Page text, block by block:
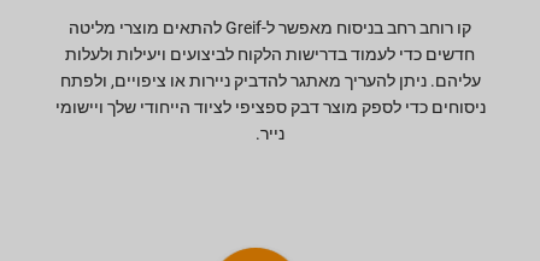
קו רוחב רחב בניסוח מאפשר ל-Greif להתאים מוצרי מליטה
חדשים כדי לעמוד בדרישות הלקוח לביצועים ויעילות ולעלות
עליהם. ניתן להעריך מאתגר להדביק ניירות או ציפויים, ולפתח
ניסוחים כדי לספק מוצר דבק ספציפי לציוד הייחודי שלך ויישומי
נייר.